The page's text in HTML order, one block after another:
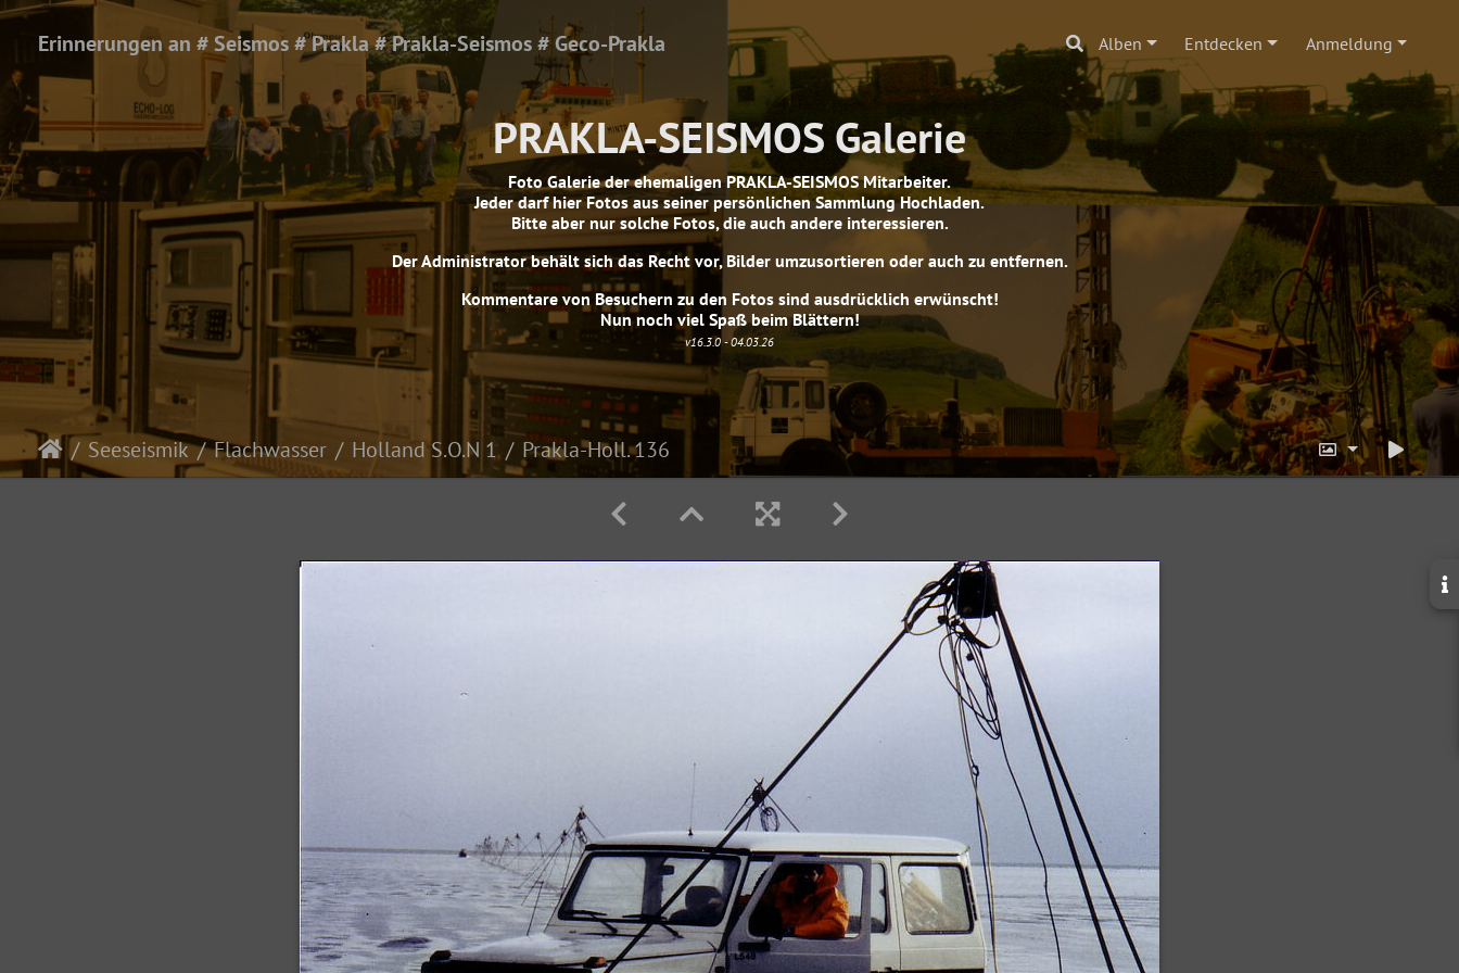
Erinnerungen an # Seismos # Prakla # Prakla-Seismos # Geco-Prakla Alben Entdecken Anmeldung
PRAKLA-SEISMOS Galerie
Foto Galerie der ehemaligen PRAKLA-SEISMOS Mitarbeiter.
Jeder darf hier Fotos aus seiner persönlichen Sammlung Hochladen.
Bitte aber nur solche Fotos, die auch andere interessieren.
Der Administrator behält sich das Recht vor, Bilder umzusortieren oder auch zu entfernen.
Kommentare von Besuchern zu den Fotos sind ausdrücklich erwünscht!
Nun noch viel Spaß beim Blättern!
v16.3.0 - 04.03.26
Seeseismik Flachwasser Holland S.O.N 1 Prakla-Holl. 136